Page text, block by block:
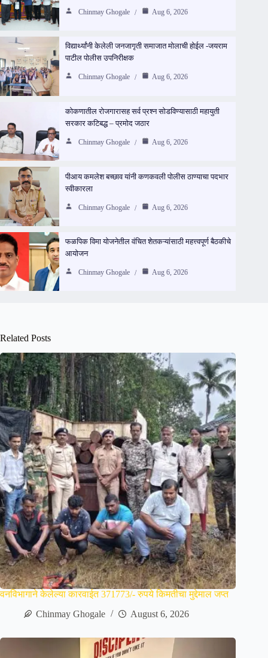
Chinmay Ghogale Aug 6, 2026
विद्यार्थ्यांनी केलेली जनजागृती समाजात मोलाची होईल -जयराम
पाटील पोलीस उपनिरीक्षक
Chinmay Ghogale Aug 6, 2026
कोकणातील रोजगारासह सर्व प्रश्न सोडविण्यासाठी महायुती
सरकार कटिबद्ध – प्रमोद जठार
Chinmay Ghogale Aug 6, 2026
पीआय कमलेश बच्छाव यांनी कणकवली पोलीस ठाण्याचा पदभार
स्वीकारला
Chinmay Ghogale Aug 6, 2026
फळपिक विमा योजनेतील वंचित शेतकऱ्यांसाठी महत्त्वपूर्ण बैठकीचे
आयोजन
Chinmay Ghogale Aug 6, 2026
Related Posts
वनविभागाने केलेल्या कारवाईत 371773/- रुपये किमतीचा मुद्देमाल जप्त
Chinmay Ghogale
August 6, 2026